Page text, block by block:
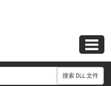

搜索 DLL 文件